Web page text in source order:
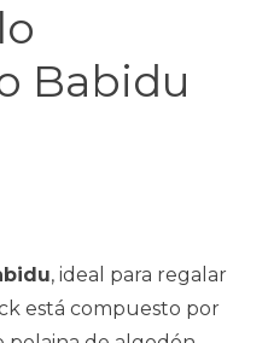
Babidu
, ideal para regalar
está compuesto por